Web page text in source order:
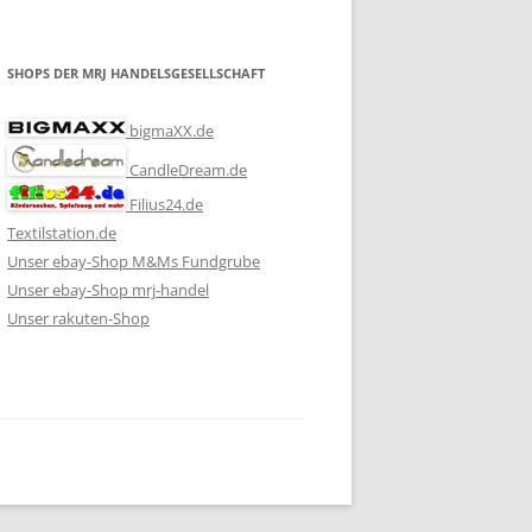
SHOPS DER MRJ HANDELSGESELLSCHAFT
bigmaXX.de
CandleDream.de
Filius24.de
Textilstation.de
Unser ebay-Shop M&Ms Fundgrube
Unser ebay-Shop mrj-handel
Unser rakuten-Shop